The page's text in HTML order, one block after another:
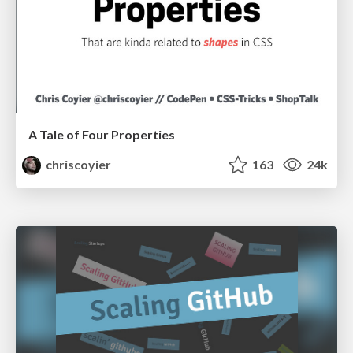
A Tale of Four Properties
chriscoyier
163 24k